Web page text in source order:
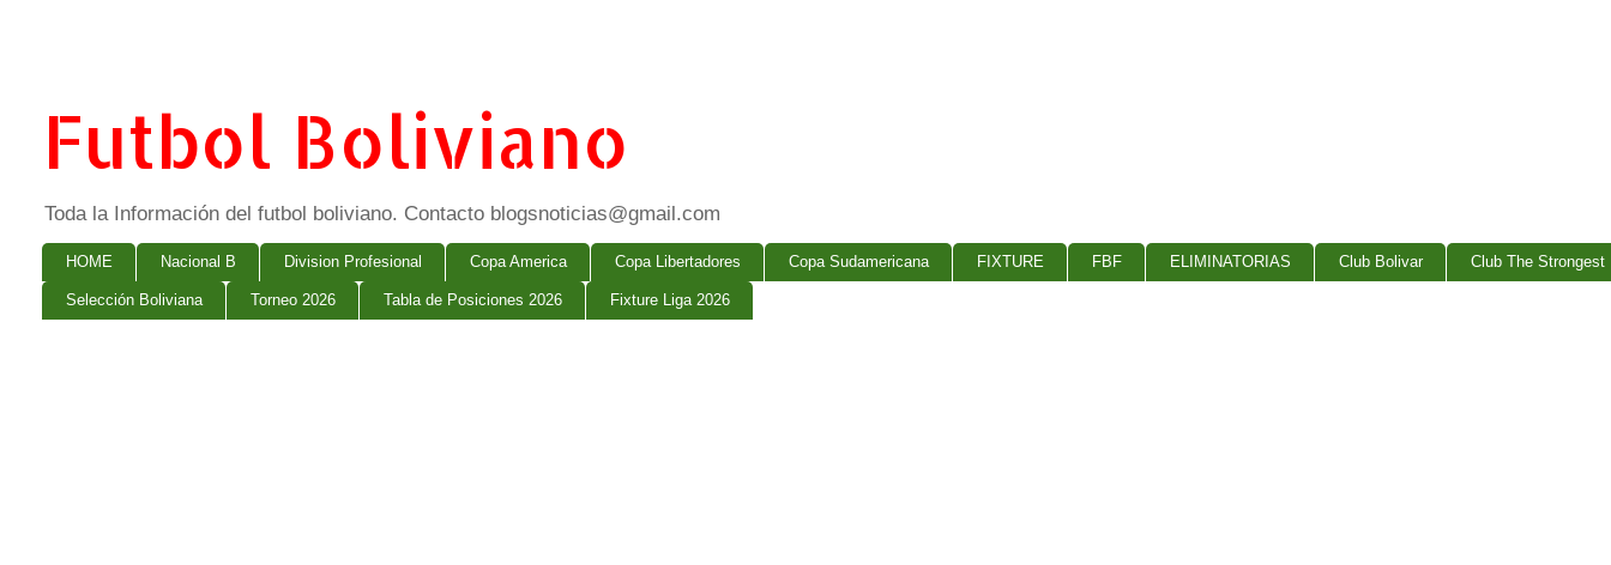
Futbol Boliviano
Toda la Información del futbol boliviano. Contacto blogsnoticias@gmail.com
HOME Nacional B Division Profesional Copa America Copa Libertadores Copa Sudamericana FIXTURE FBF ELIMINATORIAS Club Bolivar Club The Strongest
Selección Boliviana Torneo 2026 Tabla de Posiciones 2026 Fixture Liga 2026